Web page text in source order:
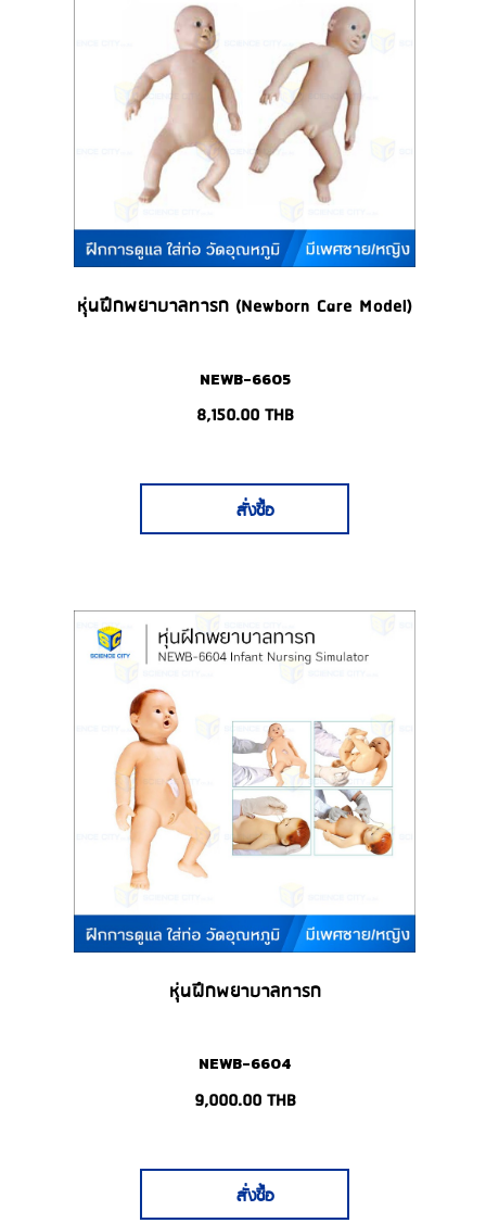
หุ่นฝึกพยาบาลทารก (Newborn Care Model)
NEWB-6605
8,150.00THB
สั่งซื้อ
หุ่นฝึกพยาบาลทารก
NEWB-6604
9,000.00THB
สั่งซื้อ